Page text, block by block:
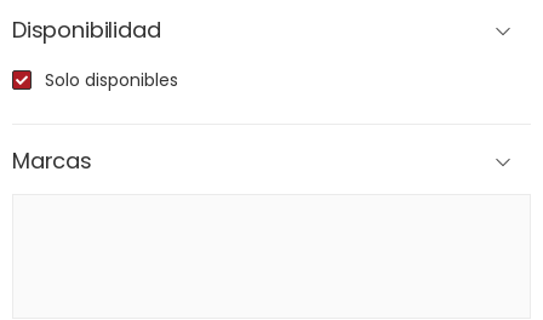
Disponibilidad
Solo disponibles
Marcas